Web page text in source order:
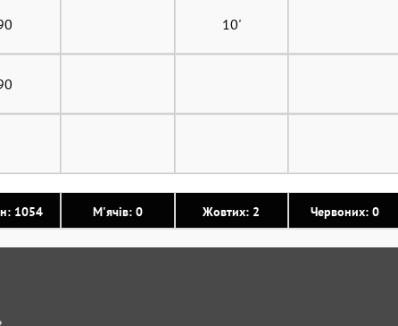
1054 М'ячів: 0 Жовтих: 2 Червоних: 0
10'